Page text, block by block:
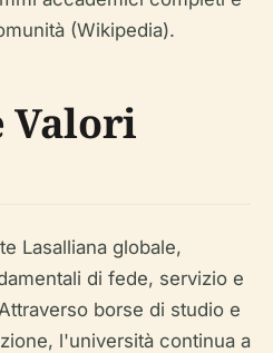
(Wikipedia).
Valori
Lasalliana globale,
di fede, servizio e
borse di studio e
l'università continua a